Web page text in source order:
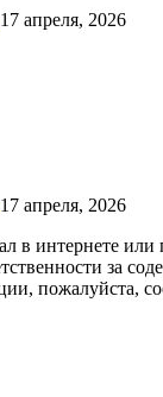
17 апреля, 2026
17 апреля, 2026
интернете или
за
пожалуйста,